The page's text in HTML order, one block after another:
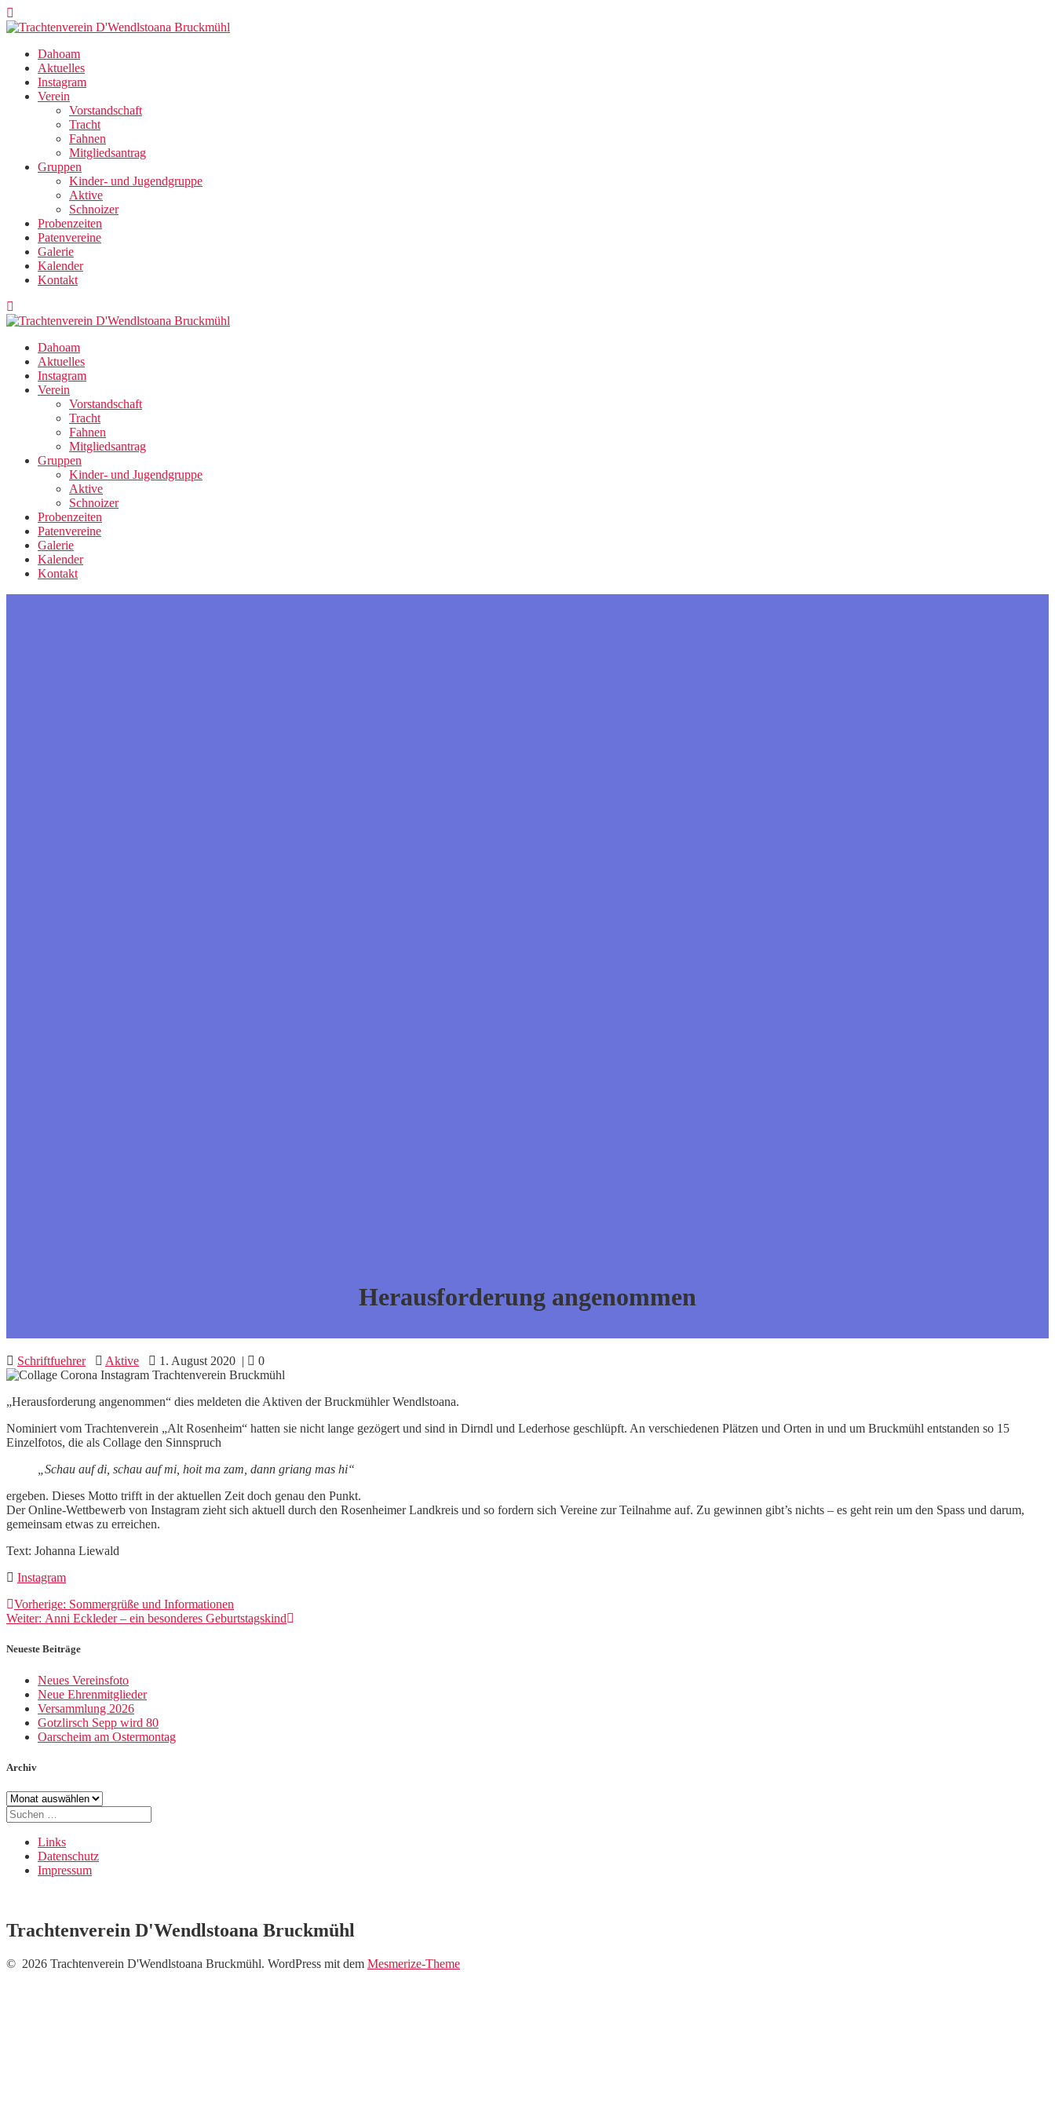
Zum
Inhalt
Dahoam
Aktuelles
Instagram
Verein
Vorstandschaft
Tracht
Fahnen
Mitgliedsantrag
Gruppen
Kinder- und Jugendgruppe
Aktive
Schnoizer
Probenzeiten
Patenvereine
Galerie
Kalender
Kontakt
Dahoam
Aktuelles
Instagram
Verein
Vorstandschaft
Tracht
Fahnen
Mitgliedsantrag
Gruppen
Kinder- und Jugendgruppe
Aktive
Schnoizer
Probenzeiten
Patenvereine
Galerie
Kalender
Kontakt
Herausforderung angenommen
Schriftfuehrer Aktive 1. August 2020 | 0
„Herausforderung angenommen“ dies meldeten die Aktiven der Bruckmühler Wendlstoana.
Nominiert vom Trachtenverein „Alt Rosenheim“ hatten sie nicht lange gezögert und sind in Dirndl und Lederhose geschlüpft. An verschiedenen Plätzen und Orten in und um Bruckmühl entstanden so 15
Einzelfotos, die als Collage den Sinnspruch
„Schau auf di, schau auf mi, hoit ma zam, dann griang mas hi“
ergeben. Dieses Motto trifft in der aktuellen Zeit doch genau den Punkt.
Der Online-Wettbewerb von Instagram zieht sich aktuell durch den Rosenheimer Landkreis und so fordern sich Vereine zur Teilnahme auf. Zu gewinnen gibt’s nichts – es geht rein um den Spass und darum,
gemeinsam etwas zu erreichen.
Text: Johanna Liewald
Instagram
Beitragsnavigation
Vorherige: Vorheriger
Beitrag:
Sommergrüße und Informationen
Weiter: Nächster
Anni Eckleder – ein besonderes Geburtstagskind
Neueste Beiträge
Neues Vereinsfoto
Neue Ehrenmitglieder
Versammlung 2026
Gotzlirsch Sepp wird 80
Oarscheim am Ostermontag
Archiv
Archiv
Suche
nach:
Links
Datenschutz
Impressum
Trachtenverein D'Wendlstoana Bruckmühl
© 2026 Trachtenverein D'Wendlstoana Bruckmühl. WordPress mit dem Mesmerize-Theme